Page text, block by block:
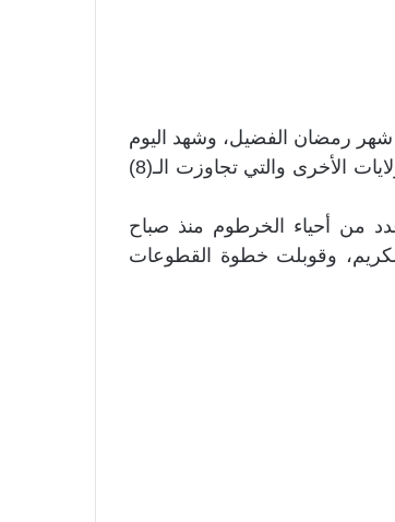
شهر رمضان الفضيل، وشهد اليوم
الأول من الشهر قطوعات واسعة في الخرطوم وعدد من مدن الولايات الأخرى والتي تجاوزت الـ(8)
من أحياء الخرطوم منذ صباح
وقوبلت خطوة القطوعات